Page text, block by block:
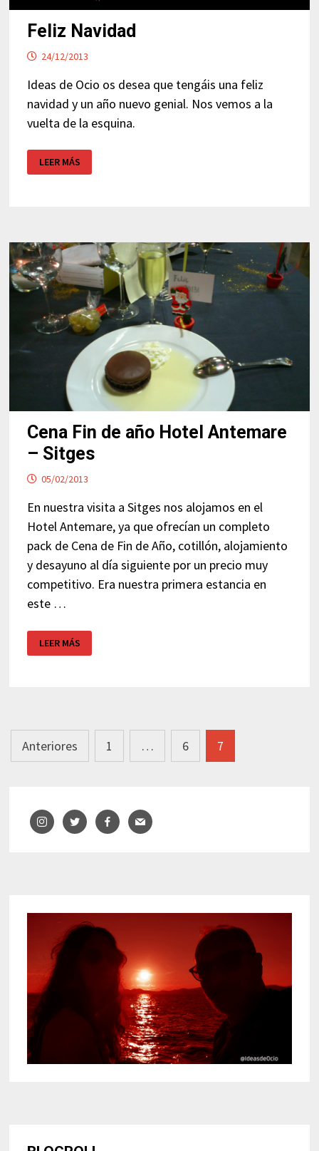
Feliz Navidad
24/12/2013
Ideas de Ocio os desea que tengáis una feliz
navidad y un año nuevo genial. Nos vemos a la
vuelta de la esquina.
FELIZ
NAVIDAD
LEER MÁS
Cena Fin de año Hotel Antemare
– Sitges
05/02/2013
En nuestra visita a Sitges nos alojamos en el
Hotel Antemare, ya que ofrecían un completo
pack de Cena de Fin de Año, cotillón, alojamiento
y desayuno al día siguiente por un precio muy
competitivo. Era nuestra primera estancia en
este …
FIN
DE
LEER MÁS
Navegación
de
Anteriores 1 … 6 7